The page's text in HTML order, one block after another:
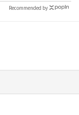
Recommended by